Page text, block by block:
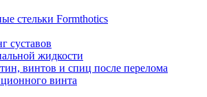
стельки Formthotics
суставов
жидкости
винтов и спиц после перелома
винта